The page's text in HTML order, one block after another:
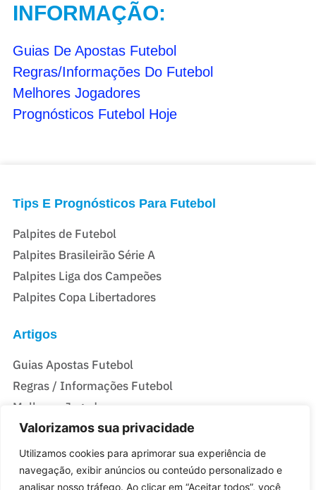
Valorizamos sua privacidade
Utilizamos cookies para aprimorar sua experiência de
navegação, exibir anúncios ou conteúdo personalizado e
analisar nosso tráfego. Ao clicar em “Aceitar todos”, você
INFORMAÇÃO:
Guias De Apostas Futebol
Regras/Informações Do Futebol
Melhores Jogadores
Prognósticos Futebol Hoje
Tips E Prognósticos Para Futebol
Palpites de Futebol
Palpites Brasileirão Série A
Palpites Liga dos Campeões
Palpites Copa Libertadores
Artigos
Guias Apostas Futebol
Regras / Informações Futebol
Melhores Jogadores
Melhores Casas de Apostas no Brasil